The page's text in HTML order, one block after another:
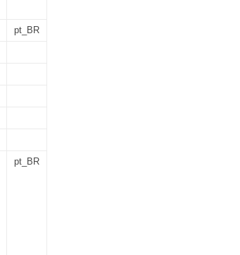
pt_BR
pt_BR